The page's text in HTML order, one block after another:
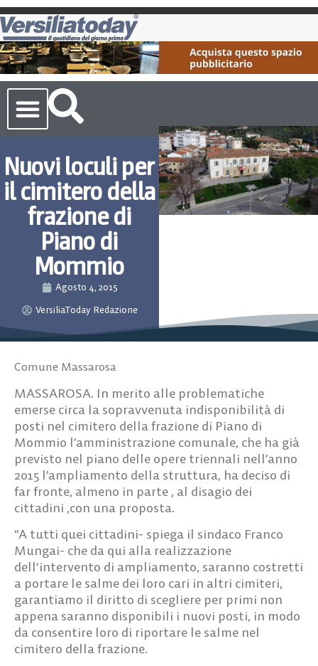
Nuovi loculi per
il cimitero della
frazione di
Piano di
Mommio
Agosto 4, 2015
VersiliaToday Redazione
Comune Massarosa
MASSAROSA. In merito alle problematiche
emerse circa la sopravvenuta indisponibilità di
posti nel cimitero della frazione di Piano di
Mommio l’amministrazione comunale, che ha già
previsto nel piano delle opere triennali nell’anno
2015 l’ampliamento della struttura, ha deciso di
far fronte, almeno in parte , al disagio dei
cittadini ,con una proposta.
“A tutti quei cittadini- spiega il sindaco Franco
Mungai- che da qui alla realizzazione
dell’intervento di ampliamento, saranno costretti
a portare le salme dei loro cari in altri cimiteri,
garantiamo il diritto di scegliere per primi non
appena saranno disponibili i nuovi posti, in modo
da consentire loro di riportare le salme nel
cimitero della frazione.